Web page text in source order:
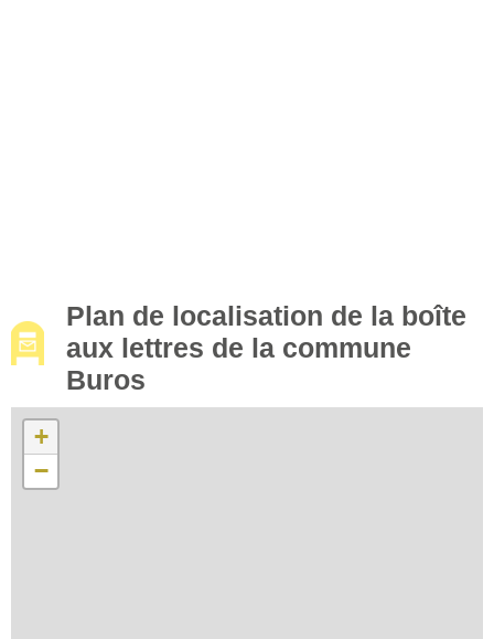
Plan de localisation de la boîte
aux lettres de la commune
Buros
+
−